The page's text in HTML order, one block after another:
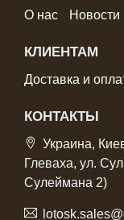
О нас Новости
КЛИЕНТАМ
Доставка и
КОНТАКТЫ
Украина,
Глеваха, ул.
Сулеймана 2)